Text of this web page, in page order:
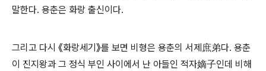
말한다. 용춘은 화랑 출신이다.
그리고 다시 《화랑세기》를 보면 비형은 용춘의 서제庶弟다. 용춘
이 진지왕과 그 정식 부인 사이에서 난 아들인 적자嫡子인데 비해